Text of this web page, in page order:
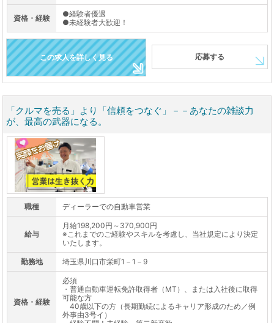
資格・経験
●経験者優遇
●未経験者大歓迎！
この求人を詳しく見る 応募する
「クルマを売る」より「信頼をつなぐ」－－あなたの雑談力
が、最高の武器になる。
職種 ディーラーでの自動車営業
給与
月給198,200円～370,900円
※これまでのご経験やスキルを考慮し、当社規定により決定
いたします。
勤務地 埼玉県川口市栄町1－1－9
資格・経験
必須
・普通自動車運転免許取得者（MT）、または入社後に取得
可能な方
40歳以下の方（長期勤続によるキャリア形成のため／例
外事由3号イ）